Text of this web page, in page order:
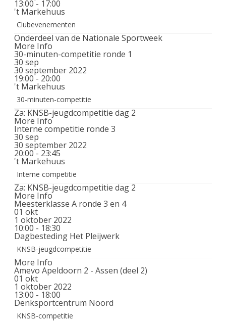
13:00 - 17:00
't Markehuus
Clubevenementen
Onderdeel van de Nationale Sportweek
More Info
30-minuten-competitie ronde 1
30 sep
30 september 2022
19:00 - 20:00
't Markehuus
30-minuten-competitie
Za: KNSB-jeugdcompetitie dag 2
More Info
Interne competitie ronde 3
30 sep
30 september 2022
20:00 - 23:45
't Markehuus
Interne competitie
Za: KNSB-jeugdcompetitie dag 2
More Info
Meesterklasse A ronde 3 en 4
01 okt
1 oktober 2022
10:00 - 18:30
Dagbesteding Het Pleijwerk
KNSB-jeugdcompetitie
More Info
Amevo Apeldoorn 2 - Assen (deel 2)
01 okt
1 oktober 2022
13:00 - 18:00
Denksportcentrum Noord
KNSB-competitie